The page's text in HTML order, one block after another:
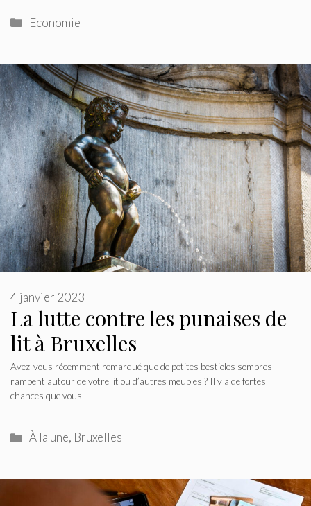
Catégories
Economie
La lutte contre les punaises de
lit à Bruxelles
4 janvier 2023
Avez-vous récemment remarqué que de petites bestioles sombres
rampent autour de votre lit ou d’autres meubles ? Il y a de fortes
chances que vous
Catégories
À la une, Bruxelles